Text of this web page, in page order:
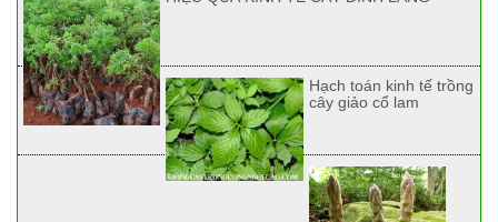
Hạch toán kinh tế trồng
cây giảo cổ lam